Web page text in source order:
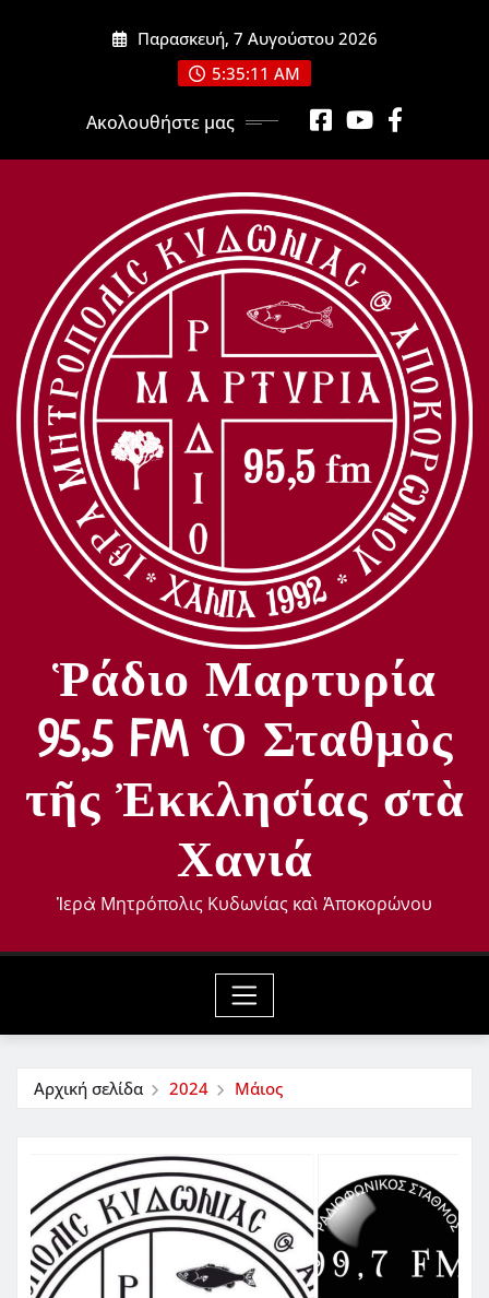
Παρασκευή, 7 Αυγούστου 2026
5:35:11 AM
Ακολουθήστε μας
Ῥάδιο Μαρτυρία
95,5 FM Ὁ Σταθμὸς
τῆς Ἐκκλησίας στὰ
Χανιά
Ἱερὰ Μητρόπολις Κυδωνίας καὶ Ἀποκορώνου
Αρχική σελίδα 2024 Μάιος